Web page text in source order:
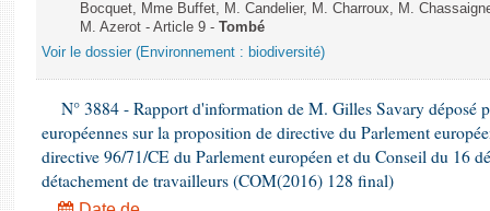
Bocquet, Mme Buffet, M. Candelier, M. Charroux, M.
M. Azerot - Article 9 - Tombé
Voir le dossier (Environnement : biodiversité)
N° 3884 - Rapport d'information de M. Gilles Savary déposé
européennes sur la proposition de directive du Parlement
directive 96/71/CE du Parlement européen et du Conseil du 16
détachement de travailleurs (COM(2016) 128 final)